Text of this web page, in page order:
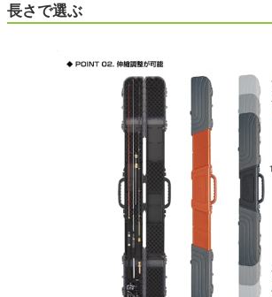
長さで選ぶ